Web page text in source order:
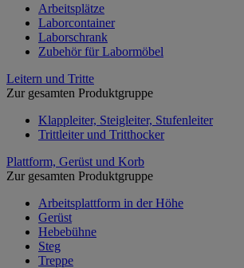
Arbeitsplätze
Laborcontainer
Laborschrank
Zubehör für Labormöbel
Leitern und Tritte
Zur gesamten Produktgruppe
Klappleiter, Steigleiter, Stufenleiter
Trittleiter und Tritthocker
Plattform, Gerüst und Korb
Zur gesamten Produktgruppe
Arbeitsplattform in der Höhe
Gerüst
Hebebühne
Steg
Treppe